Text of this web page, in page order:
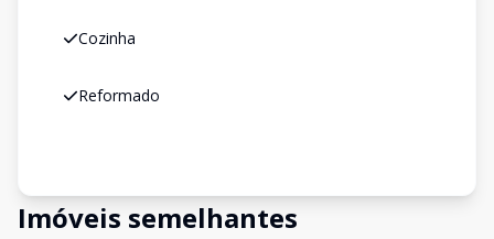
Cozinha
Reformado
Imóveis semelhantes